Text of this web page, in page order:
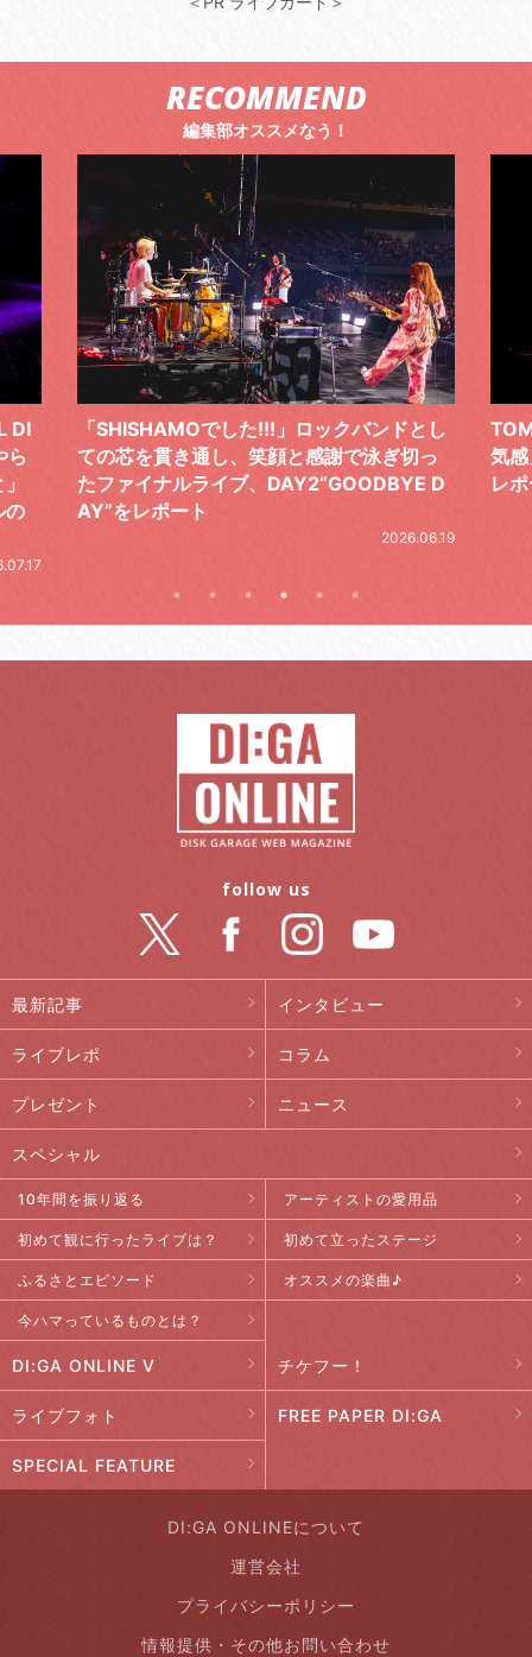
RECOMMEND
編集部オススメなう！
DI
ら
の
「SHISHAMOでした!!!」ロックバンドとし
ての芯を貫き通し、笑顔と感謝で泳ぎ切っ
たファイナルライブ、DAY2“GOODBYE D
AY”をレポート
2026.06.19
気
レ
最新記事 インタビュー
ライブレポ コラム
プレゼント ニュース
スペシャル
10年間を振り返る アーティストの愛用品
初めて観に行ったライブは？ 初めて立ったステージ
ふるさとエピソード オススメの楽曲♪
今ハマっているものとは？
DI:GA ONLINE V チケフー！
ライブフォト FREE PAPER DI:GA
SPECIAL FEATURE
follow us
DI:GA ONLINEについて
運営会社
プライバシーポリシー
情報提供・その他お問い合わせ